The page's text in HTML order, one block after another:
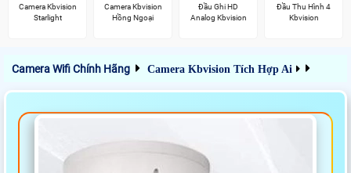
Camera Kbvision
Starlight
Camera Kbvision
Hồng Ngoại
Đầu Ghi HD
Analog Kbvision
Đầu Thu Hình 4
Kbvision
Camera Wifi Chính Hãng Camera Kbvision Tích Hợp Ai